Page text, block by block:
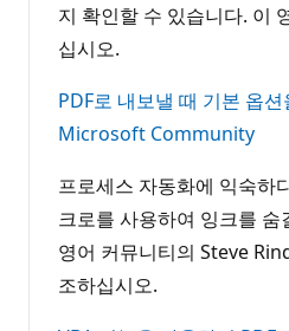
지 확인할 수 있습니다. 이
십시오.
PDF로 내보낼 때 기본 옵
Microsoft Community
프로세스 자동화에 익숙하
크로를 사용하여 잉크를 숨
영어 커뮤니티의 Steve
조하십시오.